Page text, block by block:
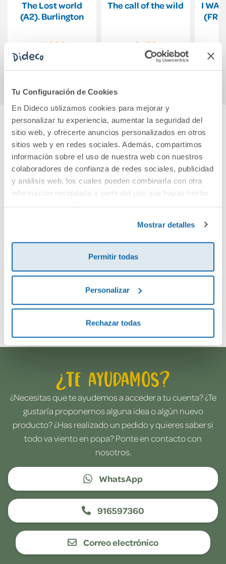
Tu Configuración de Cookies
En Dideco utilizamos cookies para mejorar y
personalizar tu experiencia, aumentar la seguridad del
sitio web, y ofrecerte anuncios personalizados en otros
sitios web y en redes sociales. Además, compartimos
información sobre el uso de nuestra web con nuestros
colaboradores de confianza de redes sociales, publicidad
y análisis web, los cuales pueden combinarla con otra
información recopilada a partir del uso que hayas hecho
Mostrar detalles
Permitir todas
Personalizar
Rechazar todas
The Lost world
(A2). Burlington
11,06€
The call of the wild
8,15€
Comprar
I
Cuéntanos tu opinión
¡Sé el primero en valorar este producto!
Envía tu opinión
¿Te ayudamos?
¿Necesitas que te ayudemos a acceder a tu cuenta? ¿Te
gustaría proponernos alguna idea o algún nuevo
producto? ¿Has realizado un pedido y quieres saber si
todo va viento en popa? Ponte en contacto con
nosotros.
WhatsApp
916597360
Correo electrónico